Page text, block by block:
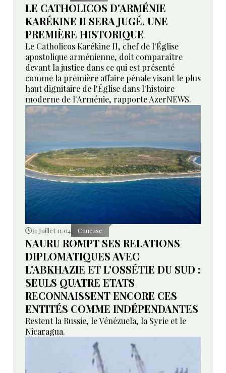
LE CATHOLICOS D'ARMÉNIE
KARÉKINE II SERA JUGÉ. UNE
PREMIÈRE HISTORIQUE
Le Catholicos Karékine II, chef de l'Église
apostolique arménienne, doit comparaître
devant la justice dans ce qui est présenté
comme la première affaire pénale visant le plus
haut dignitaire de l'Église dans l'histoire
moderne de l'Arménie, rapporte AzerNEWS.
31 Juillet 11:04 Caucase
NAURU ROMPT SES RELATIONS
DIPLOMATIQUES AVEC
L'ABKHAZIE ET L'OSSÉTIE DU SUD :
SEULS QUATRE ETATS
RECONNAISSENT ENCORE CES
ENTITÉS COMME INDÉPENDANTES
Restent la Russie, le Vénézuela, la Syrie et le
Nicaragua.